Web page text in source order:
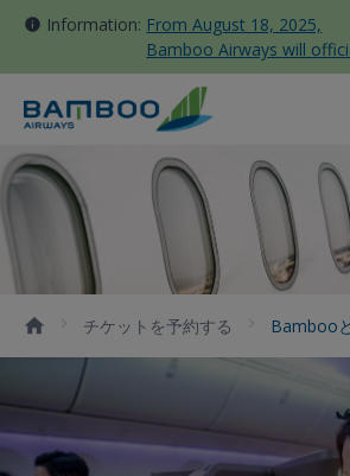
Information: From August 18, 2025,
Bamboo Airways will
move all domestic flights
Tan Son Nhat Terminal T3
Bambooとの体験 -
チケットを予約する Bamboo